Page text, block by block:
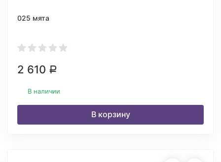
025 мята
2 610 Р
В наличии
В корзину